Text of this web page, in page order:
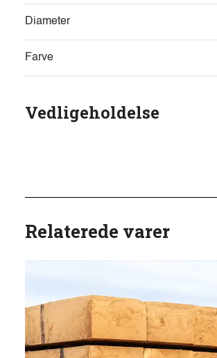
Diameter
Farve
Vedligeholdelse
Relaterede varer